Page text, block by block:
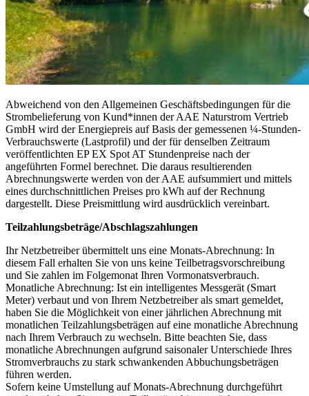
Abweichend von den Allgemeinen Geschäftsbedingungen für die
Strombelieferung von Kund*innen der AAE Naturstrom Vertrieb
GmbH wird der Energiepreis auf Basis der gemessenen ¼-Stunden-
Verbrauchswerte (Lastprofil) und der für denselben Zeitraum
veröffentlichten EP EX Spot AT Stundenpreise nach der
angeführten Formel berechnet. Die daraus resultierenden
Abrechnungswerte werden von der AAE aufsummiert und mittels
eines durchschnittlichen Preises pro kWh auf der Rechnung
dargestellt. Diese Preismittlung wird ausdrücklich vereinbart.
Teilzahlungsbeträge/Abschlagszahlungen
Ihr Netzbetreiber übermittelt uns eine Monats-Abrechnung: In
diesem Fall erhalten Sie von uns keine Teilbetragsvorschreibung
und Sie zahlen im Folgemonat Ihren Vormonatsverbrauch.
Monatliche Abrechnung: Ist ein intelligentes Messgerät (Smart
Meter) verbaut und von Ihrem Netzbetreiber als smart gemeldet,
haben Sie die Möglichkeit von einer jährlichen Abrechnung mit
monatlichen Teilzahlungsbeträgen auf eine monatliche Abrechnung
nach Ihrem Verbrauch zu wechseln. Bitte beachten Sie, dass
monatliche Abrechnungen aufgrund saisonaler Unterschiede Ihres
Stromverbrauchs zu stark schwankenden Abbuchungsbeträgen
führen werden.
Sofern keine Umstellung auf Monats-Abrechnung durchgeführt